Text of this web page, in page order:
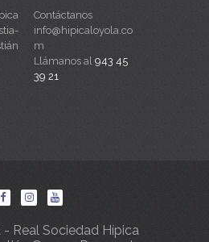
Contáctanos
info@hipicaloyola.co
m
Llámanos al 943 45
39 21
Real Sociedad Hípica